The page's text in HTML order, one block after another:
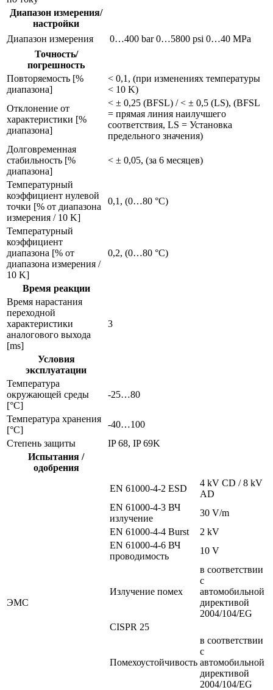
Диапазон измерения/
настройки
Диапазон измерения
0…400 bar 0…5800 psi 0…40 MPa
Точность/
погрешность
Повторяемость [%
диапазона]
< 0,1, (при изменениях температуры
< 10 K)
Отклонение от
характеристики [%
диапазона]
< ± 0,25 (BFSL) / < ± 0,5 (LS), (BFSL
= прямая линия наилучшего
соответствия, LS = Установка
предельного значения)
Долговременная
стабильность [%
диапазона]
< ± 0,05, (за 6 месяцев)
Температурный
коэффициент нулевой
точки [% от диапазона
измерения / 10 K]
0,1, (0…80 °C)
Температурный
коэффициент
диапазона [% от
диапазона измерения /
10 K]
0,2, (0…80 °C)
Время реакции
Время нарастания
переходной
характеристики
аналогового выхода
[ms]
3
Условия
эксплуатации
Температура
окружающей среды
[°C]
-25…80
Температура хранения
[°C]
-40…100
Степень защиты
IP 68, IP 69K
Испытания /
одобрения
ЭMC
EN 61000-4-2 ESD
4 kV CD / 8 kV
AD
EN 61000-4-3 ВЧ
излучение
30 V/m
EN 61000-4-4 Burst
2 kV
EN 61000-4-6 ВЧ
проводимость
10 V
Излучение помех
в соответствии
с
автомобильной
директивой
2004/104/EG
CISPR 25
Помехоустойчивость
в соответствии
с
автомобильной
директивой
2004/104/EG